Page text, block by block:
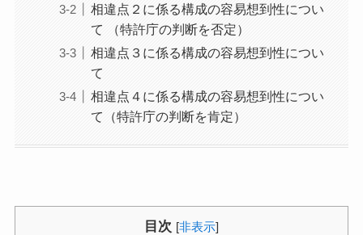
相違点２に係る構成の容易想到性につい
て （特許庁の判断を否定）
相違点３に係る構成の容易想到性につい
て
相違点４に係る構成の容易想到性につい
て（特許庁の判断を肯定）
目次 [非表示]